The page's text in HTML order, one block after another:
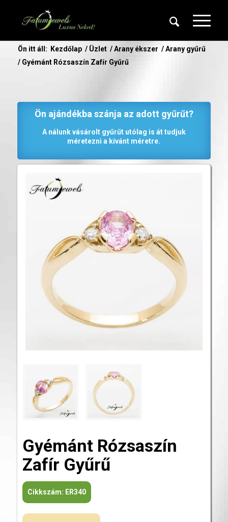
Ön itt áll: Kezdőlap / Üzlet / Arany ékszer / Arany gyűrű
/ Gyémánt Rózsaszín Zafír Gyűrű
Ön ajándékba szánja az adott gyűrűt?
A nálunk vásárolt gyűrűt utólag is át tudjuk
méretezni a kívánt méretre.
Gyémánt Rózsaszín
Zafír Gyűrű
Cikkszám: ER340